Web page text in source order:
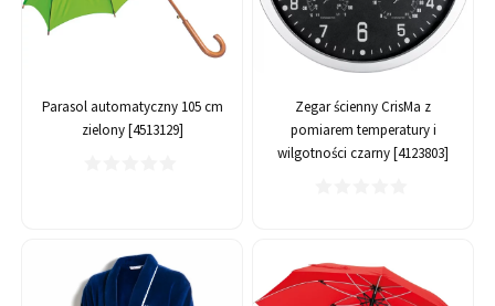
Parasol automatyczny 105 cm
zielony [4513129]
Zegar ścienny CrisMa z
pomiarem temperatury i
wilgotności czarny [4123803]